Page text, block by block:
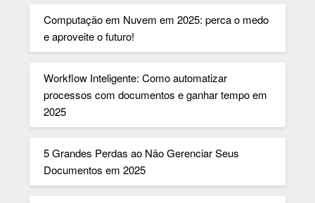
Computação em Nuvem em 2025: perca o medo
e aproveite o futuro!
Workflow Inteligente: Como automatizar
processos com documentos e ganhar tempo em
2025
5 Grandes Perdas ao Não Gerenciar Seus
Documentos em 2025